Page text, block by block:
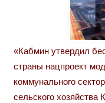
«Кабмин утвердил
страны нацпроект
коммунального
сельского